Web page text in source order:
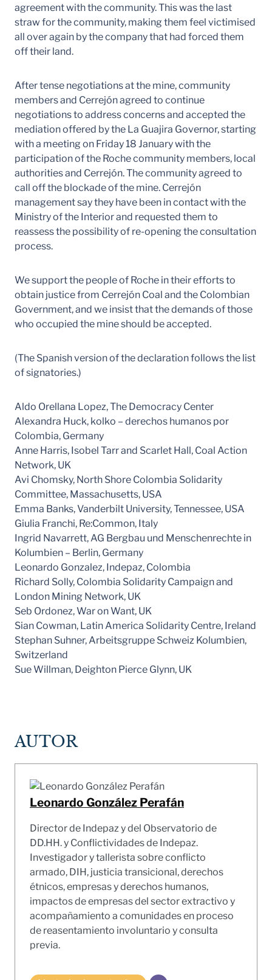
agreement with the community. This was the last
straw for the community, making them feel victimised
all over again by the company that had forced them
off their land.
After tense negotiations at the mine, community
members and Cerrejón agreed to continue
negotiations to address concerns and accepted the
mediation offered by the La Guajira Governor, starting
with a meeting on Friday 18 January with the
participation of the Roche community members, local
authorities and Cerrejón. The community agreed to
call off the blockade of the mine. Cerrejón
management say they have been in contact with the
Ministry of the Interior and requested them to
reassess the possibility of re-opening the consultation
process.
We support the people of Roche in their efforts to
obtain justice from Cerrejón Coal and the Colombian
Government, and we insist that the demands of those
who occupied the mine should be accepted.
(The Spanish version of the declaration follows the list
of signatories.)
Aldo Orellana Lopez, The Democracy Center
Alexandra Huck, kolko – derechos humanos por
Colombia, Germany
Anne Harris, Isobel Tarr and Scarlet Hall, Coal Action
Network, UK
Avi Chomsky, North Shore Colombia Solidarity
Committee, Massachusetts, USA
Emma Banks, Vanderbilt University, Tennessee, USA
Giulia Franchi, Re:Common, Italy
Ingrid Navarrett, AG Bergbau und Menschenrechte in
Kolumbien – Berlin, Germany
Leonardo Gonzalez, Indepaz, Colombia
Richard Solly, Colombia Solidarity Campaign and
London Mining Network, UK
Seb Ordonez, War on Want, UK
Sian Cowman, Latin America Solidarity Centre, Ireland
Stephan Suhner, Arbeitsgruppe Schweiz Kolumbien,
Switzerland
Sue Willman, Deighton Pierce Glynn, UK
AUTOR
Leonardo González Perafán
Director de Indepaz y del Observatorio de
DD.HH. y Conflictividades de Indepaz.
Investigador y tallerista sobre conflicto
armado, DIH, justicia transicional, derechos
étnicos, empresas y derechos humanos,
impactos de empresas del sector extractivo y
acompañamiento a comunidades en proceso
de reasentamiento involuntario y consulta
previa.